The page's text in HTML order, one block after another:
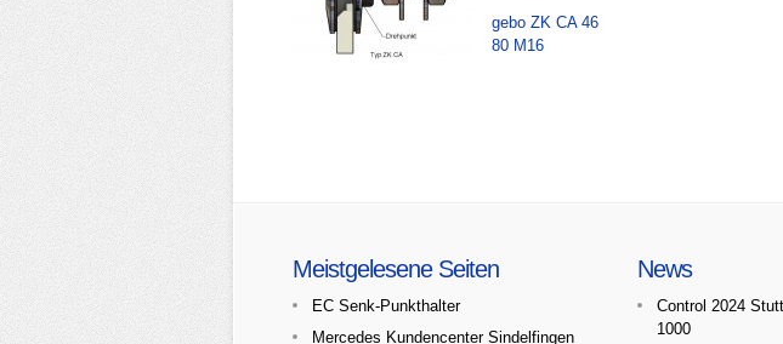
gebo ZK CA 46
80 M16
Meistgelesene Seiten
EC Senk-Punkthalter
Mercedes Kundencenter Sindelfingen
News
Control 2024
1000